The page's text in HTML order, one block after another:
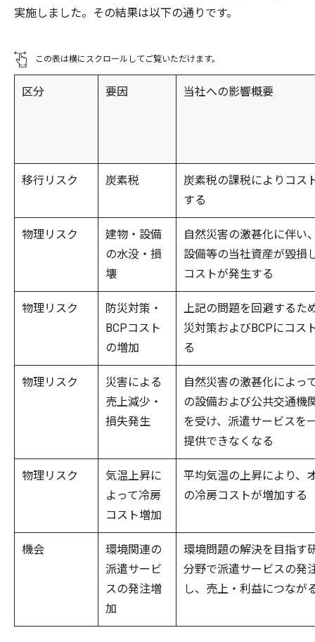
実施しました。その結果は以下の通りです。
この表は横にスクロールしてご覧いただけます。
区分 要因 当社への影響概要
移行リスク 炭素税
炭素税の課税によりコス
する
物理リスク
建物・設備
の水没・損
壊
自然災害の激甚化に伴い
設備等の当社資産が毀損
コストが発生する
物理リスク
防災対策・
BCPコスト
の増加
上記の問題を回避するた
災対策およびBCPにコス
る
物理リスク
災害による
売上減少・
損失発生
自然災害の激甚化によっ
の設備および公共交通機
を受け、派遣サービスを
提供できなくなる
物理リスク
気温上昇に
よって冷房
コスト増加
平均気温の上昇により、
の冷房コストが増加する
機会
環境関連の
派遣サービ
スの発注増
加
環境問題の解決を目指す
分野で派遣サービスの発
し、売上・利益につなが